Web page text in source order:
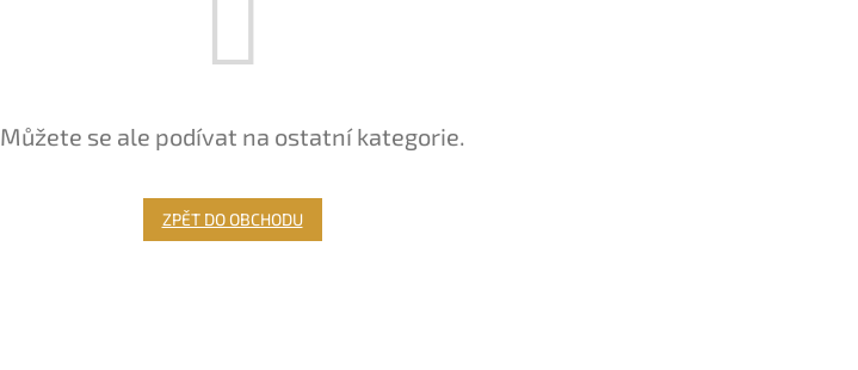
Můžete se ale podívat na ostatní kategorie.
ZPĚT DO OBCHODU